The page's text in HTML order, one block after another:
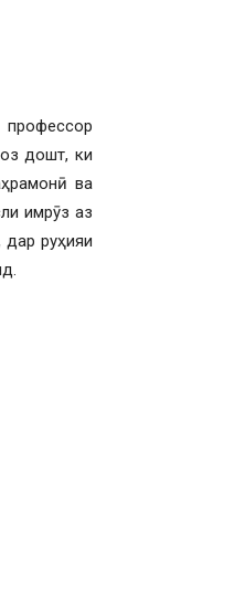
дошт, ки
ва
имрӯз аз
руҳияи